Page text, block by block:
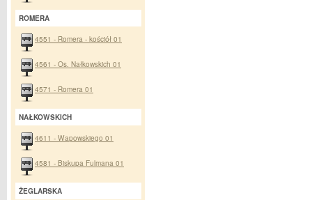
ROMERA
4551 - Romera - kościół 01
4561 - Os. Nałkowskich 01
4571 - Romera 01
NAŁKOWSKICH
4611 - Wapowskiego 01
4581 - Biskupa Fulmana 01
ŻEGLARSKA